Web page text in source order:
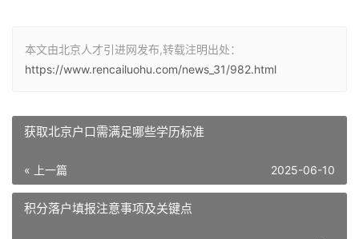
本文由北京人才引进网发布,转载注明出处：
https://www.rencailuohu.com/news_31/982.html
获取北京户口需满足哪些学历标准
« 上一篇 2025-06-10
积分落户填报注意事项及关键点